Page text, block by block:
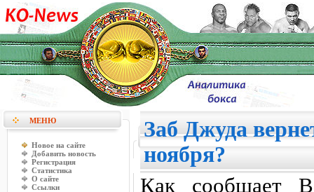
МЕНЮ
Новое на сайте
Добавить новость
Регистрация
Статистика
О сайте
Ссылки
Заб Джуда
ноября?
Как сообщает